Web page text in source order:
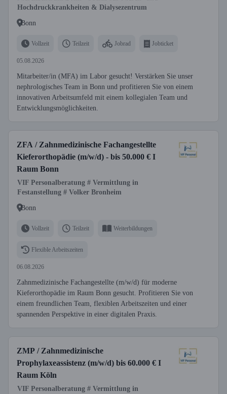
Hochdruckkrankheiten & Dialysezentrum
Bonn
Vollzeit Teilzeit Jobrad Jobticket
05.08.2026
Mitarbeiter/in (MFA) im Labor gesucht! Verstärken Sie unser
nephrologisches Team in Bonn und profitieren Sie von einem
innovativen Arbeitsumfeld mit einem kollegialen Team und
Entwicklungsmöglichkeiten.
ZFA / Zahnmedizinische Fachangestellte
Kieferorthopädie (m/w/d) - bis 50.000 € I
Raum Bonn
VIF Personalberatung # Vermittlung in
Festanstellung # Volker Bronheim
Bonn
Vollzeit Teilzeit Weiterbildungen
Flexible Arbeitszeiten
06.08.2026
Zahnmedizinische Fachangestellte (m/w/d) für moderne
Kieferorthopädie im Raum Bonn gesucht. Profitieren Sie von
einem freundlichen Team, flexiblen Arbeitszeiten und einer
spannenden Perspektive in einer digitalen Praxis.
ZMP / Zahnmedizinische
Prophylaxeassistenz (m/w/d) bis 60.000 € I
Raum Köln
VIF Personalberatung # Vermittlung in